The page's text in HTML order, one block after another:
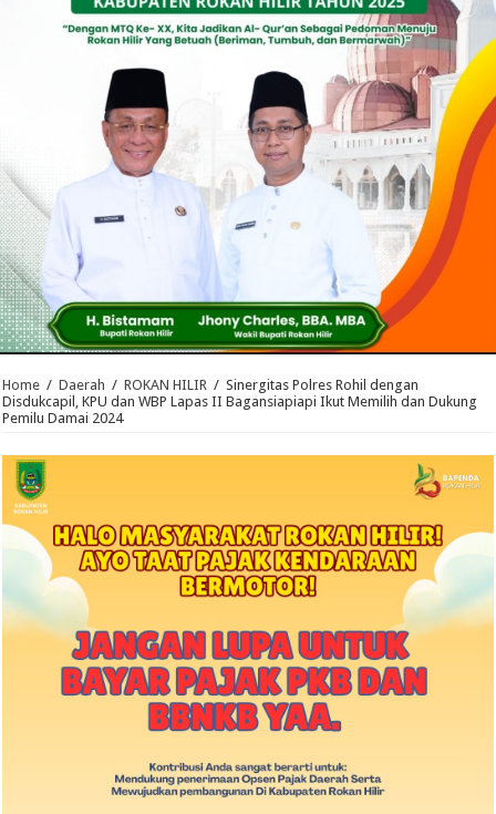
Home / Daerah / ROKAN HILIR / Sinergitas Polres Rohil dengan
Disdukcapil, KPU dan WBP Lapas II Bagansiapiapi Ikut Memilih dan Dukung
Pemilu Damai 2024